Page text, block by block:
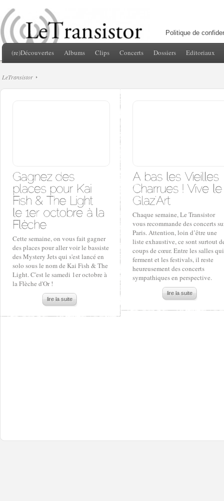
Politique de
(re)Découvertes Albums Clips Concerts Dossiers Editoriaux
LeTransistor
Cette semaine, on vous fait gagner
des places pour aller voir le bassiste
des Mystery Jets qui s'est lancé en
solo sous le nom de Kai Fish & The
Light. C'est le samedi 1er octobre à
la Flèche d'Or !
lire la suite
Chaque semaine, Le Transistor
vous recommande des concerts
Paris. Attention, loin d’être une
liste exhaustive, ce sont surtout
coups de cœur. Entre les salles qui
ferment et les festivals, il reste
heureusement des concerts
sympathiques en perspective.
lire la suite